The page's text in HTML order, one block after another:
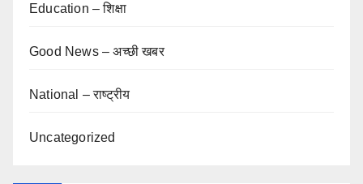
Education – शिक्षा
Good News – अच्छी खबर
National – राष्ट्रीय
Uncategorized